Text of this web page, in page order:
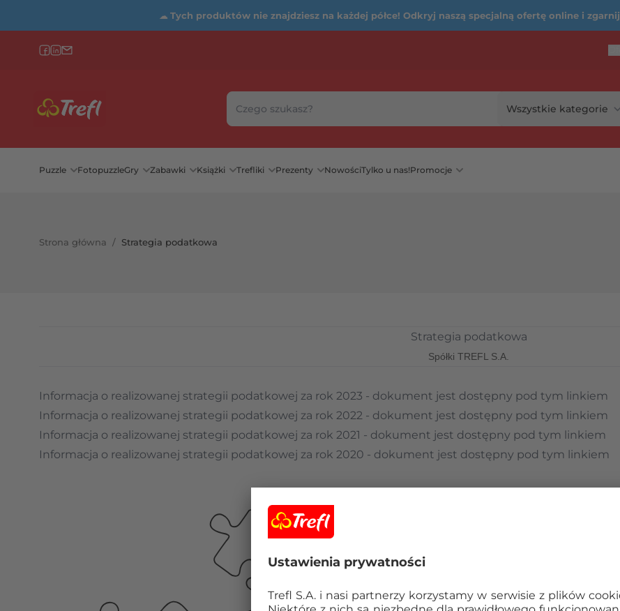
☁ Tych produktów nie znajdziesz na każdej półce! Odkryj naszą specjalną ofertę online i zgarnij
Szukaj w sklepie...
Wybierz kategorię
Puzzle FotopuzzleGry Zabawki Książki Trefliki Prezenty NowościTylko u nas!Promocje
Strona główna / Strategia podatkowa
Strategia podatkowa
Spółki TREFL S.A.
Informacja o realizowanej strategii podatkowej za rok 2023 - dokument jest dostępny pod tym linkiem
Informacja o realizowanej strategii podatkowej za rok 2022 - dokument jest dostępny pod tym linkiem
Informacja o realizowanej strategii podatkowej za rok 2021 - dokument jest dostępny pod tym linkiem
Informacja o realizowanej strategii podatkowej za rok 2020 - dokument jest dostępny pod tym linkiem